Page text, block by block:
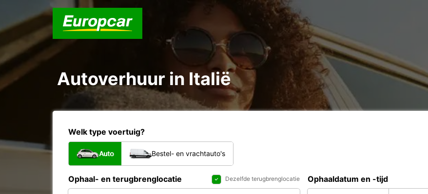
Autoverhuur in Italië
Welk type voertuig?
Auto Bestel- en vrachtauto's
Ophaal- en terugbrenglocatie Dezelfde terugbrenglocatie Ophaaldatum en -tijd